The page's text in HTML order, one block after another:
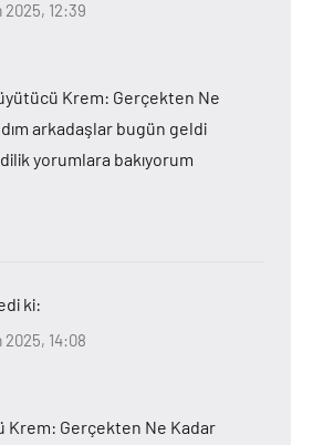
2025, 12:39
Krem: Gerçekten Ne
arkadaşlar bugün geldi
yorumlara bakıyorum
ki:
2025, 14:08
Krem: Gerçekten Ne Kadar